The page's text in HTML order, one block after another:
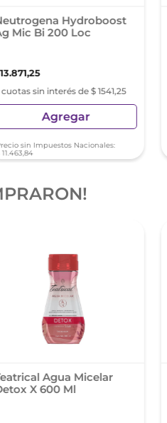
Hydroboost
Mic Bi 200 Loc
13.871,25
cuotas sin interés de $ 1541,25
Agregar
sin Impuestos Nacionales:
11.463,84
Agua Micelar
X 600 Ml